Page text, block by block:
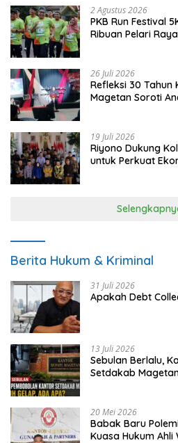
2 Agustus 2026
PKB Run Festival
Ribuan Pelari
26 Juli 2026
Refleksi 30 Tahun
Magetan Soroti
19 Juli 2026
Riyono Dukung
untuk Perkuat
Berita Hukum & Kriminal
31 Juli 2026
Apakah Debt
13 Juli 2026
Sebulan Berlalu,
Setdakab
20 Mei 2026
Babak Baru
Kuasa Hukum